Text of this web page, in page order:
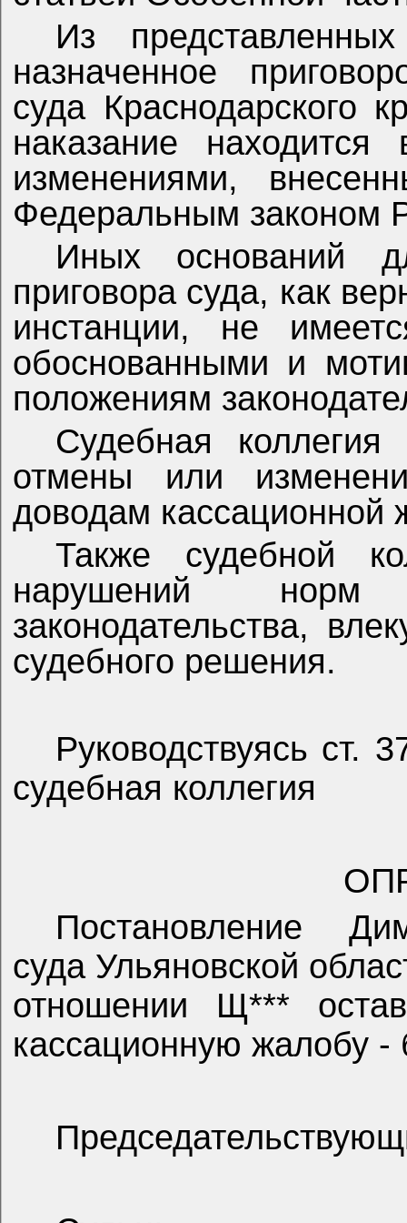
Из
назначенное
суда Краснодарского
наказание находится
изменениями,
Федеральным законом
Иных оснований
приговора суда, как
инстанции, не
обоснованными и
положениям
Судебная
отмены или
доводам кассационной
Также судебной
нарушений норм
законодательства,
судебного решения.
Руководствуясь ст.
судебная коллегия
Постановление
суда Ульяновской
отношении Щ***
кассационную жалобу -